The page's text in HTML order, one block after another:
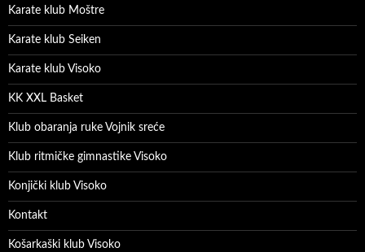
Karate klub Moštre
Karate klub Seiken
Karate klub Visoko
KK XXL Basket
Klub obaranja ruke Vojnik sreće
Klub ritmičke gimnastike Visoko
Konjički klub Visoko
Kontakt
Košarkaški klub Visoko